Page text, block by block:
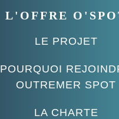
L'OFFRE
LE PROJET
POURQUOI
OUTREMER SPOT
LA CHARTE